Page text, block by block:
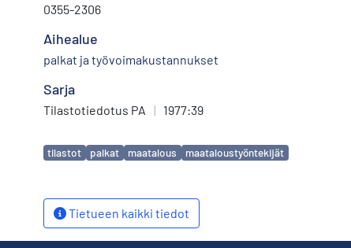
0355-2306
Aihealue
palkat ja työvoimakustannukset
Sarja
Tilastotiedotus PA | 1977:39
Avainsanat
tilastot palkat maatalous maataloustyöntekijät
Tietueen kaikki tiedot